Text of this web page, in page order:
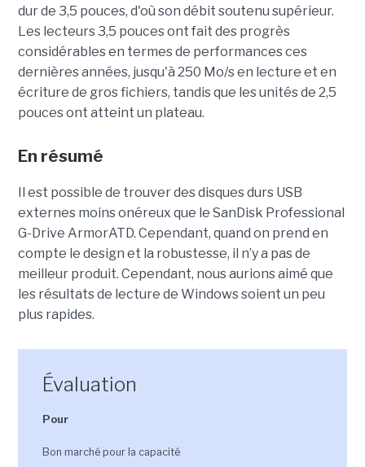
dur de 3,5 pouces, d'où son débit soutenu supérieur.
Les lecteurs 3,5 pouces ont fait des progrès
considérables en termes de performances ces
dernières années, jusqu'à 250 Mo/s en lecture et en
écriture de gros fichiers, tandis que les unités de 2,5
pouces ont atteint un plateau.
En résumé
Il est possible de trouver des disques durs USB
externes moins onéreux que le SanDisk Professional
G-Drive ArmorATD. Cependant, quand on prend en
compte le design et la robustesse, il n’y a pas de
meilleur produit. Cependant, nous aurions aimé que
les résultats de lecture de Windows soient un peu
plus rapides.
Évaluation
Pour
Bon marché pour la capacité